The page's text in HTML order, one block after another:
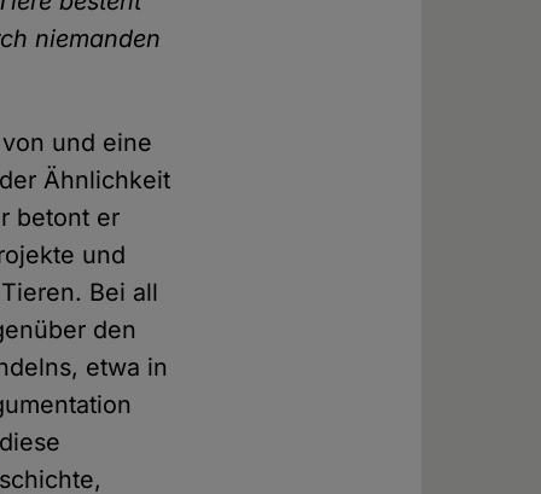
niemanden
und eine
Ähnlichkeit
betont er
und
Bei all
den
etwa in